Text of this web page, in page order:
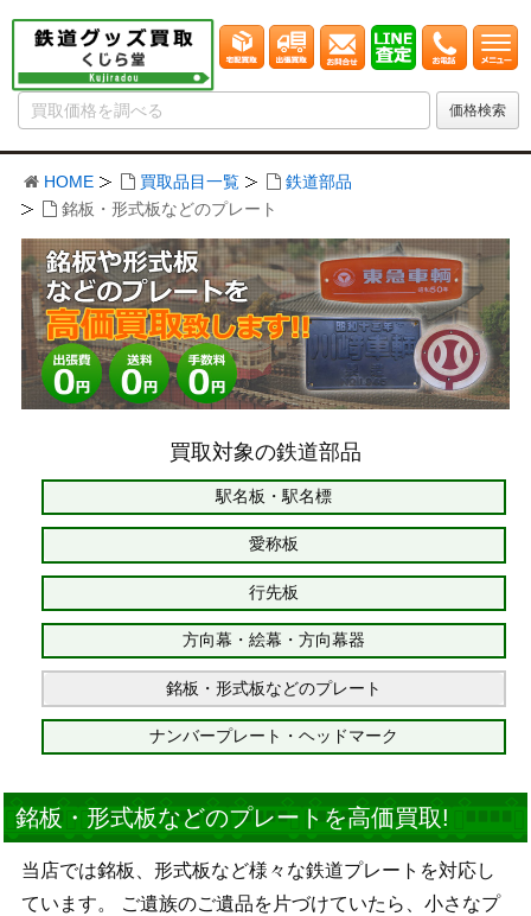
HOME 買取品目一覧
鉄道部品
銘板・形式板などのプレート
買取対象の鉄道部品
駅名板・駅名標
愛称板
行先板
方向幕・絵幕・方向幕器
銘板・形式板などのプレート
ナンバープレート・ヘッドマーク
銘板・形式板などのプレートを高価買取!
当店では銘板、形式板など様々な鉄道プレートを対応し
ています。 ご遺族のご遺品を片づけていたら、小さなプ